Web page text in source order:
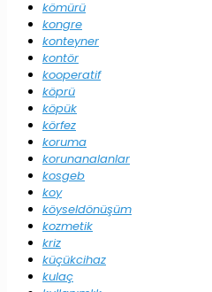
kömürü
kongre
konteyner
kontör
kooperatif
köprü
köpük
körfez
koruma
korunanalanlar
kosgeb
koy
köyseldönüşüm
kozmetik
kriz
küçükcihaz
kulaç